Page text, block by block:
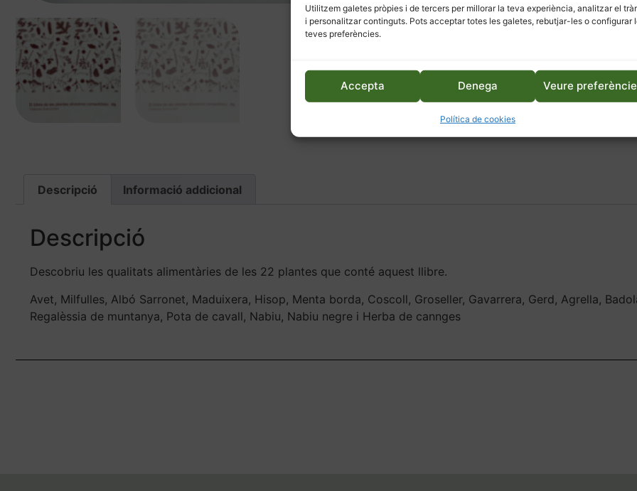
Utilitzem galetes pròpies i de tercers per millorar la teva experiència, analitzar el
i personalitzar continguts. Pots acceptar totes les galetes, rebutjar-les o configurar
teves preferències.
Accepta Denega Veure
Política de cookies
Descripció Informació addicional
Descripció
Descobriu les qualitats alimentàries de les 22 plantes que conté aquest llibre.
Avet, Milfulles, Albó Sarronet, Maduixera, Hisop, Menta borda, Coscoll, Groseller, Gavarrera, Gerd, Agrella,
Regalèssia de muntanya, Pota de cavall, Nabiu, Nabiu negre i Herba de cannges